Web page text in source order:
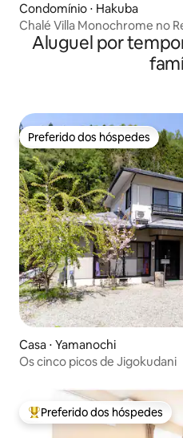
Condomínio ⋅ Hakuba
Chalé Villa Monochrome no
Familiar A
Aluguel por
Preferido dos hóspedes
Preferido dos hóspedes
Casa ⋅ Yamanochi
Os cinco picos de Jigokudani
Entre os melhores preferidos
Preferido dos hóspedes